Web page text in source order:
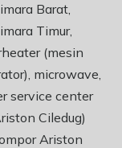
Barat,
Timur,
(mesin
microwave,
service center
Ciledug)
Ariston